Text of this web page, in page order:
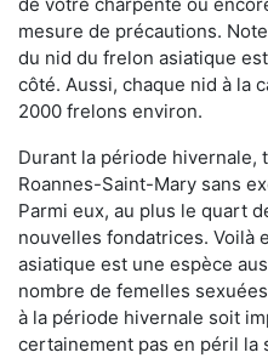
mesure de précautions.
du nid du frelon asiatique
côté. Aussi, chaque nid à la
2000 frelons environ.
Durant la période hivernale,
Roannes-Saint-Mary sans
Parmi eux, au plus le quart
nouvelles fondatrices. Voilà
asiatique est une espèce
nombre de femelles
à la période hivernale soit
certainement pas en péril la